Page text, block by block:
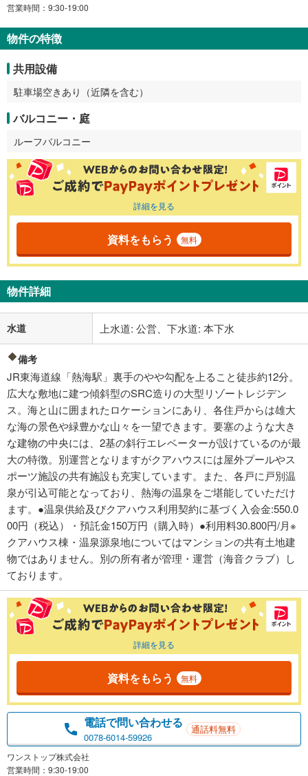
営業時間：9:30-19:00
物件の特徴
共用設備
駐車場空きあり（近隣を含む）
バルコニー・庭
ルーフバルコニー
詳細を見る
資料をもらう 無料
物件詳細
水道 上水道: 公営、下水道: 本下水
備考
JR東海道線「熱海駅」裏手のやや勾配を上ること徒歩約12分。
広大な敷地に建つ傾斜型のSRC造りの大型リゾートレジデン
ス。海と山に囲まれたロケーションにあり、各住戸からは雄大
な海の景色や緑豊かな山々を一望できます。要塞のような大き
な建物の中央には、2基の斜行エレベーターが設けているのが最
大の特徴。別運営となりますがクアハウスには屋外プールやス
ポーツ施設の共有施設も充実しています。また、各戸に戸別温
泉が引込可能となっており、熱海の温泉をご堪能していただけ
ます。●温泉供給及びクアハウス利用契約に基づく入会金:550.0
00円（税込）・預託金150万円（購入時）●利用料30.800円/月※
クアハウス棟・温泉源泉地についてはマンションの共有土地建
物ではありません。別の所有者が管理・運営（海音クラブ）し
ております。
詳細を見る
資料をもらう 無料
電話で問い合わせる
0078-6014-59926
通話料無料
ワンストップ株式会社
営業時間：9:30-19:00